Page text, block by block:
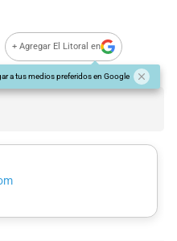
+ Agregar El Litoral en
a tus medios preferidos en Google